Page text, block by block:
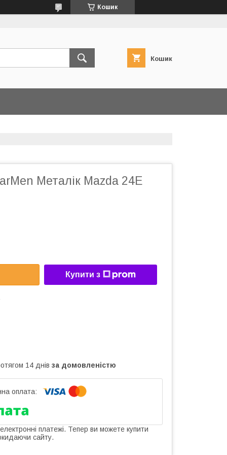
Кошик
Кошик
Металік Mazda 24E
Купити з
14 днів за домовленістю
платежі. Тепер ви можете купити
сайту.